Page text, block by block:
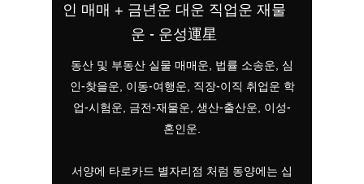
인 매매 + 금년운 대운 직업운 재물
운 - 운성運星
동산 및 부동산 실물 매매운, 법률 소송운, 심
인-찾을운, 이동-여행운, 직장-이직 취업운 학
업-시험운, 금전-재물운, 생산-출산운, 이성-
혼인운.
서양에 타로카드 별자리점 처럼 동양에는 십